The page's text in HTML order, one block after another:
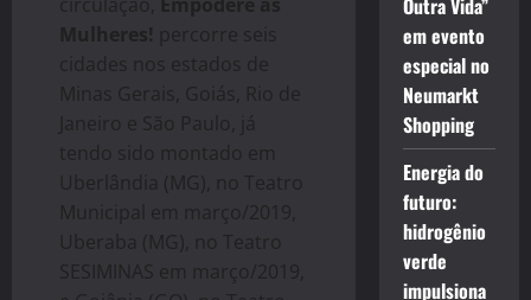
Mulheres! percorre seis
cidades nos estados de
Minas Gerais, Goiás, Rio de
Janeiro e São Paulo, já
tendo sido montado em
Uberlândia (MG), no Teatro
Municipal em março/2019,
Uberaba (MG), no Teatro
SESIMINAS em março/2019,
Outra Vida”
em evento
especial no
Neumarkt
Shopping
Energia do
futuro:
hidrogênio
verde
impulsiona